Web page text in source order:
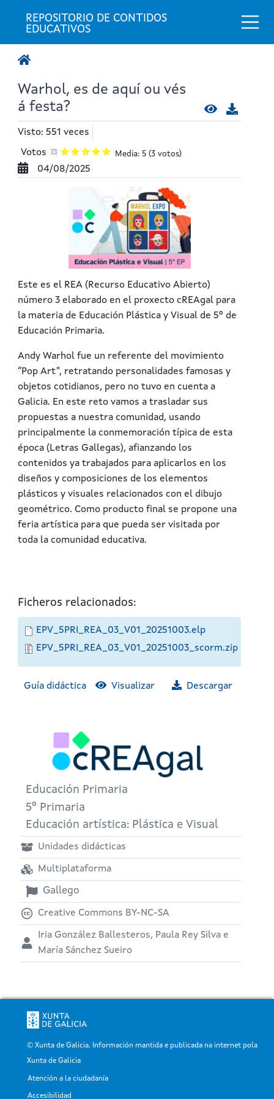
REPOSITORIO DE CONTIDOS
EDUCATIVOS
Warhol, es de aquí ou vés
á festa?
Visto: 551 veces
Votos Media: 5 (3 votos)
04/08/2025
Este es el REA (Recurso Educativo Abierto)
número 3 elaborado en el proxecto cREAgal para
la materia de Educación Plástica y Visual de 5º de
Educación Primaria.
Andy Warhol fue un referente del movimiento
“Pop Art", retratando personalidades famosas y
objetos cotidianos, pero no tuvo en cuenta a
Galicia. En este reto vamos a trasladar sus
propuestas a nuestra comunidad, usando
principalmente la conmemoración típica de esta
época (Letras Gallegas), afianzando los
contenidos ya trabajados para aplicarlos en los
diseños y composiciones de los elementos
plásticos y visuales relacionados con el dibujo
geométrico. Como producto final se propone una
feria artística para que pueda ser visitada por
toda la comunidad educativa.
Ficheros relacionados:
EPV_5PRI_REA_03_V01_20251003.elp
EPV_5PRI_REA_03_V01_20251003_scorm.zip
Descargar
Visualizar
Guía didáctica
Educación Primaria
5º Primaria
Educación artística: Plástica e Visual
Unidades didácticas
Multiplataforma
Gallego
Creative Commons BY-NC-SA
Iria González Ballesteros, Paula Rey Silva e
María Sánchez Sueiro
© Xunta de Galicia. Información mantida e publicada na internet pola
Xunta de Galicia
Pé
Atención a la ciudadanía
Accesibilidad